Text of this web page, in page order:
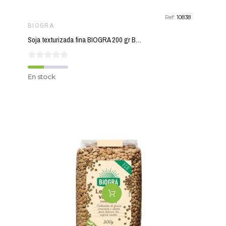
Ref:10838
BIOGRA
Soja texturizada fina BIOGRA 200 gr BIO
En stock